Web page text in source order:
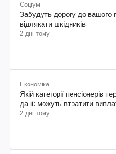
Соціум
Забудуть дорогу до вашого
відлякати шкідників
2 дні тому
Економіка
Якій категорії пенсіонерів
дані: можуть втратити
2 дні тому